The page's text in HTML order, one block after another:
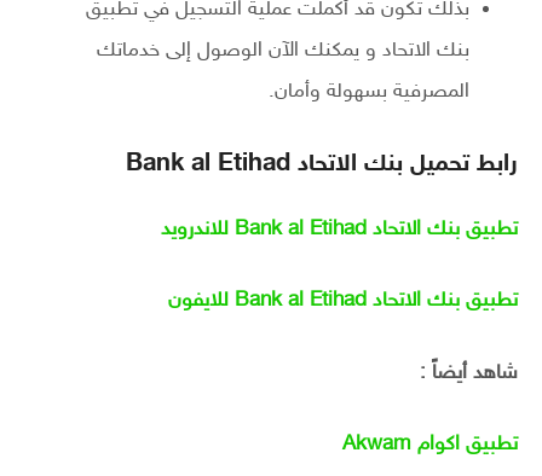
بذلك تكون قد أكملت عملية التسجيل في تطبيق
بنك الاتحاد و يمكنك الآن الوصول إلى خدماتك
المصرفية بسهولة وأمان.
رابط تحميل بنك الاتحاد Bank al Etihad
تطبيق بنك الاتحاد Bank al Etihad للاندرويد
تطبيق بنك الاتحاد Bank al Etihad للايفون
شاهد أيضاً :
تطبيق اكوام Akwam